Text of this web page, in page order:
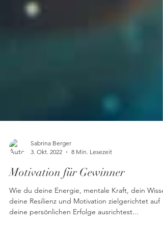
3. Okt. 2022
8 Min. Lesezeit
Motivation für Gewinner
Wie du deine Energie, mentale Kraft, dein